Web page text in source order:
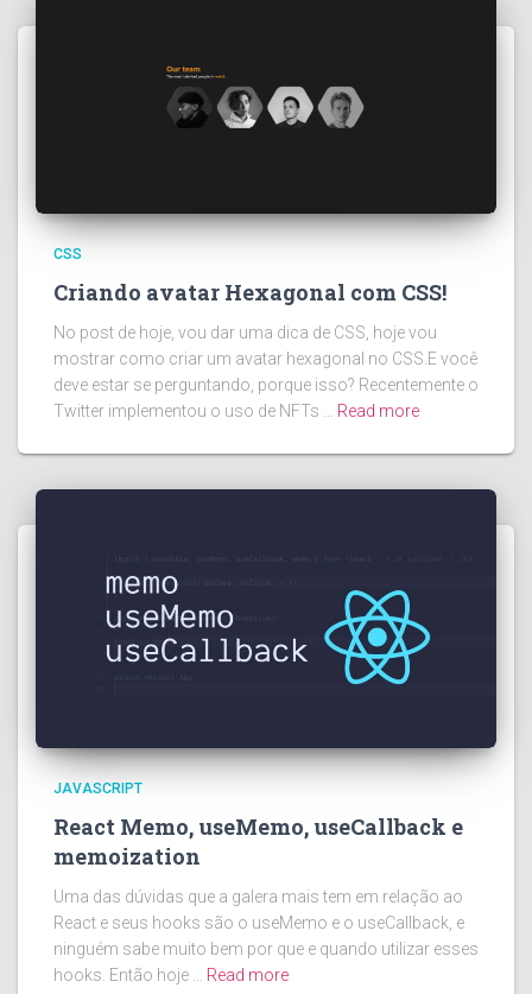
CSS
Criando avatar Hexagonal com CSS!
No post de hoje, vou dar uma dica de CSS, hoje vou
mostrar como criar um avatar hexagonal no CSS.E você
deve estar se perguntando, porque isso? Recentemente o
Twitter implementou o uso de NFTs … Read more
JAVASCRIPT
React Memo, useMemo, useCallback e
memoization
Uma das dúvidas que a galera mais tem em relação ao
React e seus hooks são o useMemo e o useCallback, e
ninguém sabe muito bem por que e quando utilizar esses
hooks. Então hoje … Read more